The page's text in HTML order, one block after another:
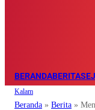
BERANDABERITA
Kalam
Beranda » Berita »